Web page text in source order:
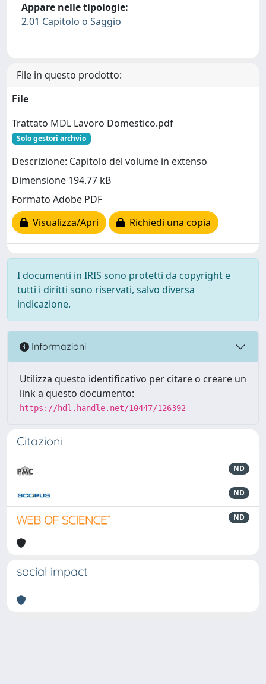
Appare nelle tipologie:
2.01 Capitolo o Saggio
File in questo prodotto:
File
Trattato MDL Lavoro Domestico.pdf
Solo gestori archvio
Descrizione: Capitolo del volume in extenso
Dimensione 194.77 kB
Formato Adobe PDF
Visualizza/Apri
Richiedi una copia
I documenti in IRIS sono protetti da copyright e
tutti i diritti sono riservati, salvo diversa
indicazione.
Informazioni
Utilizza questo identificativo per citare o creare un
link a questo documento:
https://hdl.handle.net/10447/126392
Citazioni
ND
ND
ND
social impact